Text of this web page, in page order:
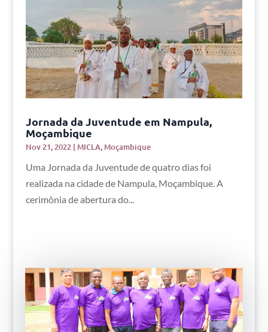
Jornada da Juventude em Nampula,
Moçambique
Nov 21, 2022| MICLA,Moçambique
Uma Jornada da Juventude de quatro dias foi
realizada na cidade de Nampula, Moçambique. A
cerimônia de abertura do...